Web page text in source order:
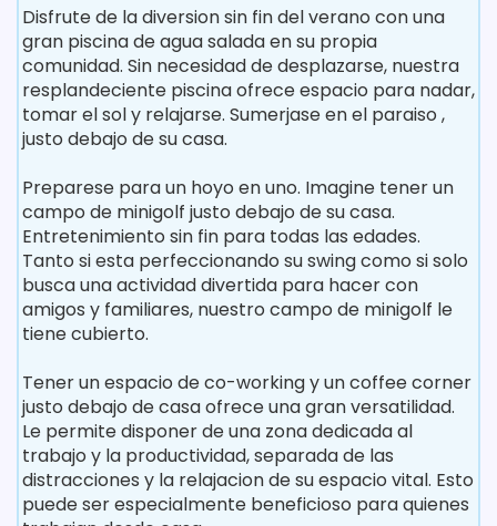
Disfrute de la diversion sin fin del verano con una
gran piscina de agua salada en su propia
comunidad. Sin necesidad de desplazarse, nuestra
resplandeciente piscina ofrece espacio para nadar,
tomar el sol y relajarse. Sumerjase en el paraiso ,
justo debajo de su casa.
Preparese para un hoyo en uno. Imagine tener un
campo de minigolf justo debajo de su casa.
Entretenimiento sin fin para todas las edades.
Tanto si esta perfeccionando su swing como si solo
busca una actividad divertida para hacer con
amigos y familiares, nuestro campo de minigolf le
tiene cubierto.
Tener un espacio de co-working y un coffee corner
justo debajo de casa ofrece una gran versatilidad.
Le permite disponer de una zona dedicada al
trabajo y la productividad, separada de las
distracciones y la relajacion de su espacio vital. Esto
puede ser especialmente beneficioso para quienes